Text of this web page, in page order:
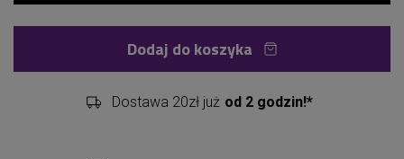
Dodaj do koszyka
Dostawa 20zł już od 2 godzin!*